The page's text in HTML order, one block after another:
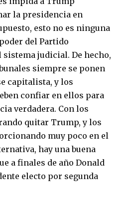
la presidencia en
esto no es ninguna
del Partido
sistema judicial. De hecho,
siempre se ponen
capitalista, y los
confiar en ellos para
verdadera. Con los
quitar Trump, y los
muy poco en el
hay una buena
a finales de año Donald
electo por segunda